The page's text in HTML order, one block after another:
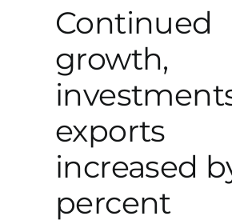
Continued
growth,
exports
increased
percent